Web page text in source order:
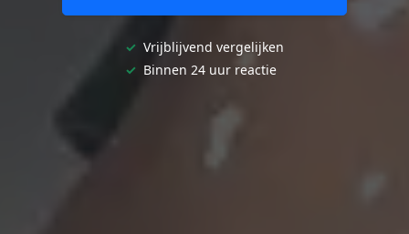
✓ Vrijblijvend vergelijken
✓ Binnen 24 uur reactie